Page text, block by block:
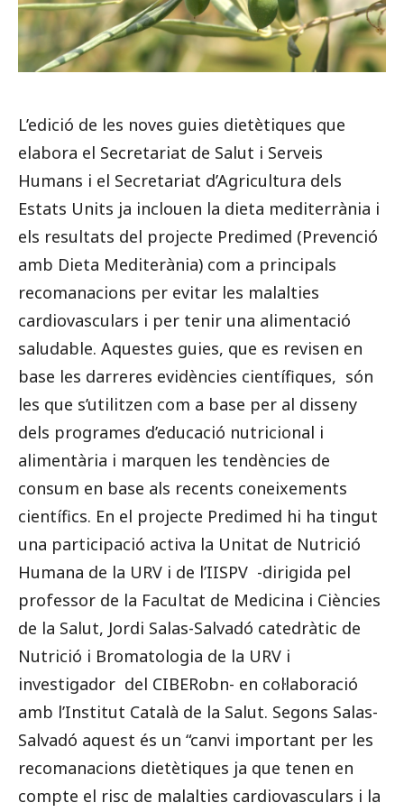
L’edició de les noves guies dietètiques que
elabora el Secretariat de Salut i Serveis
Humans i el Secretariat d’Agricultura dels
Estats Units ja inclouen la dieta mediterrània i
els resultats del projecte Predimed (Prevenció
amb Dieta Mediterània) com a principals
recomanacions per evitar les malalties
cardiovasculars i per tenir una alimentació
saludable. Aquestes guies, que es revisen en
base les darreres evidències científiques, són
les que s’utilitzen com a base per al disseny
dels programes d’educació nutricional i
alimentària i marquen les tendències de
consum en base als recents coneixements
científics. En el projecte Predimed hi ha tingut
una participació activa la Unitat de Nutrició
Humana de la URV i de l’IISPV -dirigida pel
professor de la Facultat de Medicina i Ciències
de la Salut, Jordi Salas-Salvadó catedràtic de
Nutrició i Bromatologia de la URV i
investigador del CIBERobn- en col·laboració
amb l’Institut Català de la Salut. Segons Salas-
Salvadó aquest és un “canvi important per les
recomanacions dietètiques ja que tenen en
compte el risc de malalties cardiovasculars i la